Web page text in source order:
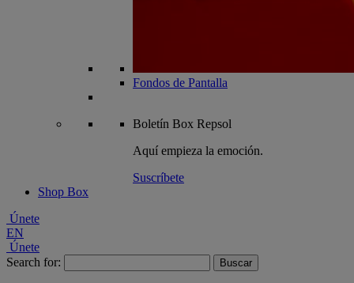
Fondos de Pantalla
Boletín Box Repsol
Aquí empieza la emoción.
Suscríbete
Shop Box
Únete
EN
Únete
Search for: